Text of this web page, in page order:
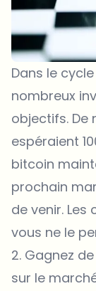
Dans le
nombreux
objectifs. De
espéraient
bitcoin
prochain
de venir.
vous ne le
2. Gagnez
sur le